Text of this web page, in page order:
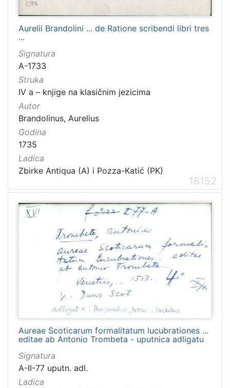
Aurelii Brandolini ... de Ratione scribendi libri tres
...
Signatura
A-1733
Struka
IV a – knjige na klasičnim jezicima
Autor
Brandolinus, Aurelius
Godina
1735
Ladica
Zbirke Antiqua (A) i Pozza-Katić (PK)
16152
Aureae Scoticarum formalitatum lucubrationes ...
editae ab Antonio Trombeta - uputnica adligatu
Signatura
A-II-77 uputn. adl.
Ladica